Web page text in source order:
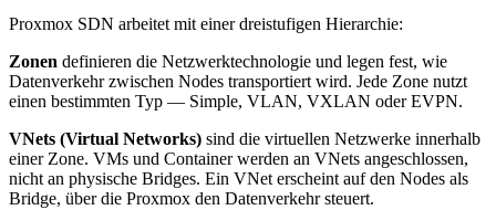
Proxmox SDN arbeitet mit einer dreistufigen Hierarchie:
Zonen definieren die Netzwerktechnologie und legen fest, wie
Datenverkehr zwischen Nodes transportiert wird. Jede Zone nutzt
einen bestimmten Typ — Simple, VLAN, VXLAN oder EVPN.
VNets (Virtual Networks) sind die virtuellen Netzwerke innerhalb
einer Zone. VMs und Container werden an VNets angeschlossen,
nicht an physische Bridges. Ein VNet erscheint auf den Nodes als
Bridge, über die Proxmox den Datenverkehr steuert.